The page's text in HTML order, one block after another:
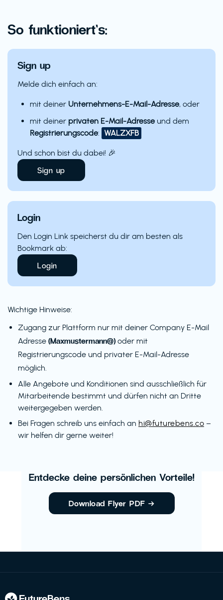
So funktioniert’s:
Sign up
Melde dich einfach an:
mit deiner Unternehmens-E-Mail-Adresse, oder
mit deiner privaten E-Mail-Adresse und dem
Registrierungscode: WALZXFB
Und schon bist du dabei! 🎉
Sign up
Login
Den Login Link speicherst du dir am besten als
Bookmark ab:
Login
Wichtige Hinweise:
Zugang zur Plattform nur mit deiner Company E-Mail
Adresse (Maxmustermann@) oder mit
Registrierungscode und privater E-Mail-Adresse
möglich.
Alle Angebote und Konditionen sind ausschließlich für
Mitarbeitende bestimmt und dürfen nicht an Dritte
weitergegeben werden.
Bei Fragen schreib uns einfach an hi@futurebens.co –
wir helfen dir gerne weiter!
Entdecke deine persönlichen Vorteile!
Download Flyer PDF →